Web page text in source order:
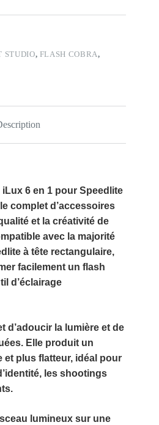
STUDIO, FLASH COBRA,
6 en 1 pour Speedlite
complet d’accessoires
et la créativité de
avec la majorité
à tête rectangulaire,
facilement un flash
d’éclairage
d’adoucir la lumière et de
Elle produit un
et plus flatteur, idéal pour
les shootings
lumineux sur une